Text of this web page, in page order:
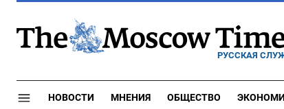
РУССКАЯ
НОВОСТИ МНЕНИЯ ОБЩЕСТВО